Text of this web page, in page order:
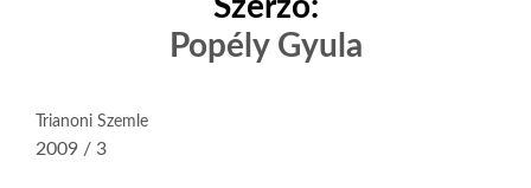
Szerző:
Popély Gyula
Trianoni Szemle
2009 / 3